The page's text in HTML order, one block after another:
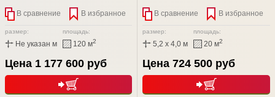
В сравнение В избранное
размер:
Не указан м
площадь:
120 м2
Цена 1 177 600 руб
В сравнение В избранное
размер:
5,2 x 4,0 м
площадь:
20 м2
Цена 724 500 руб